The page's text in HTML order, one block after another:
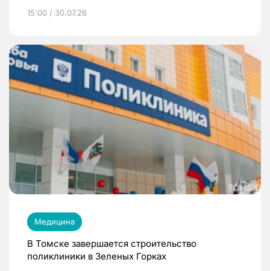
15:00 / 30.07.26
Медицина
В Томске завершается строительство
поликлиники в Зеленых Горках